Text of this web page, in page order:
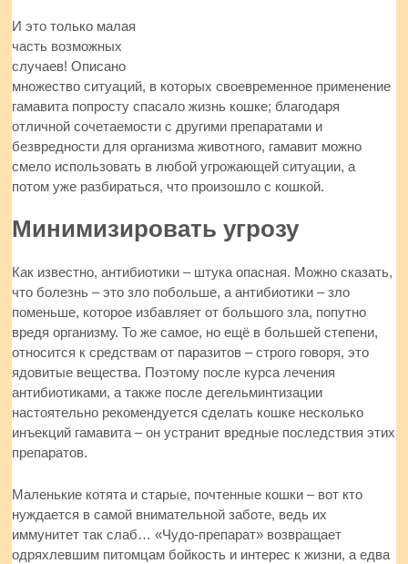
И это только малая
часть возможных
случаев! Описано
множество ситуаций, в которых своевременное применение
гамавита попросту спасало жизнь кошке; благодаря
отличной сочетаемости с другими препаратами и
безвредности для организма животного, гамавит можно
смело использовать в любой угрожающей ситуации, а
потом уже разбираться, что произошло с кошкой.
Минимизировать угрозу
Как известно, антибиотики – штука опасная. Можно сказать,
что болезнь – это зло побольше, а антибиотики – зло
поменьше, которое избавляет от большого зла, попутно
вредя организму. То же самое, но ещё в большей степени,
относится к средствам от паразитов – строго говоря, это
ядовитые вещества. Поэтому после курса лечения
антибиотиками, а также после дегельминтизации
настоятельно рекомендуется сделать кошке несколько
инъекций гамавита – он устранит вредные последствия этих
препаратов.
Маленькие котята и старые, почтенные кошки – вот кто
нуждается в самой внимательной заботе, ведь их
иммунитет так слаб… «Чудо-препарат» возвращает
одряхлевшим питомцам бойкость и интерес к жизни, а едва